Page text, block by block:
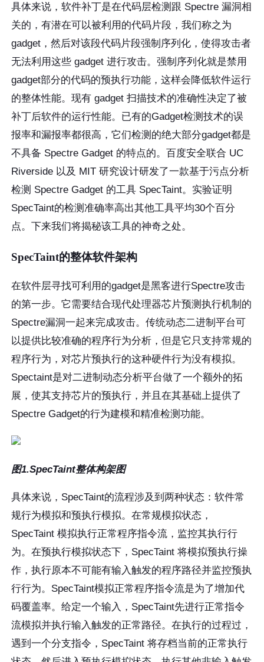
具体来说，软件补丁是在代码层检测跟 Spectre 漏洞相
关的，有潜在可以被利用的代码片段，我们称之为
gadget，然后对该段代码片段强制序列化，使得攻击者
无法利用这些 gadget 进行攻击。强制序列化就是禁用
gadget部分的代码的预执行功能，这样会降低软件运行
的整体性能。现有 gadget 扫描技术的准确性决定了被
补丁后软件的运行性能。已有的Gadget检测技术的误
报率和漏报率都很高，它们检测的绝大部分gadget都是
不具备 Spectre Gadget 的特点的。百度安全联合 UC
Riverside 以及 MIT 研究设计研发了一款基于污点分析
检测 Spectre Gadget 的工具 SpecTaint。实验证明
SpecTaint的检测准确率高出其他工具平均30个百分
点。下来我们将揭秘该工具的神奇之处。
SpecTaint的整体软件架构
在软件层寻找可利用的gadget是黑客进行Spectre攻击
的第一步。它需要结合现代处理器芯片预测执行机制的
Spectre漏洞一起来完成攻击。传统动态二进制平台可
以提供比较准确的程序行为分析，但是它只支持常规的
程序行为，对芯片预执行的这种硬件行为没有模拟。
Spectaint是对二进制动态分析平台做了一个额外的拓
展，使其支持芯片的预执行，并且在其基础上提供了
Spectre Gadget的行为建模和精准检测功能。
图1.SpecTaint整体构架图
具体来说，SpecTaint的流程涉及到两种状态：软件常
规行为模拟和预执行模拟。在常规模拟状态，
SpecTaint 模拟执行正常程序指令流，监控其执行行
为。在预执行模拟状态下，SpecTaint 将模拟预执行操
作，执行原本不可能有输入触发的程序路径并监控预执
行行为。SpecTaint模拟正常程序指令流是为了增加代
码覆盖率。给定一个输入，SpecTaint先进行正常指令
流模拟并执行输入触发的正常路径。在执行的过程过，
遇到一个分支指令，SpecTaint 将存档当前的正常执行